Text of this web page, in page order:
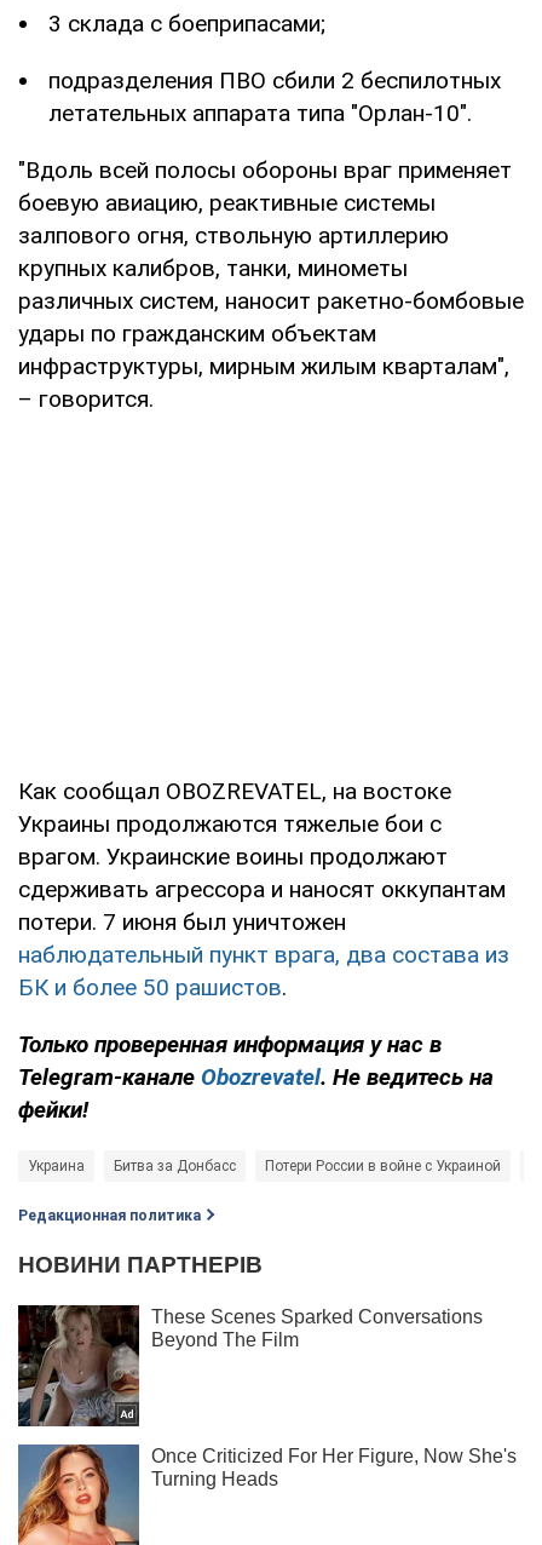
3 склада с боеприпасами;
подразделения ПВО сбили 2 беспилотных
летательных аппарата типа "Орлан-10".
"Вдоль всей полосы обороны враг применяет
боевую авиацию, реактивные системы
залпового огня, ствольную артиллерию
крупных калибров, танки, минометы
различных систем, наносит ракетно-бомбовые
удары по гражданским объектам
инфраструктуры, мирным жилым кварталам",
– говорится.
Как сообщал OBOZREVATEL, на востоке
Украины продолжаются тяжелые бои с
врагом. Украинские воины продолжают
сдерживать агрессора и наносят оккупантам
потери. 7 июня был уничтожен
наблюдательный пункт врага, два состава из
БК и более 50 рашистов.
Только проверенная информация у нас в
Telegram-канале Obozrevatel. Не ведитесь на
фейки!
Украина Битва за Донбасс Потери России в войне с Украиной
Редакционная политика